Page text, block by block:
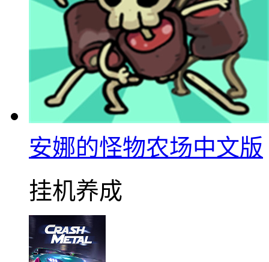
安娜的怪物农场中文版
挂机养成